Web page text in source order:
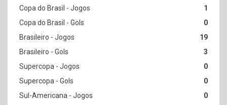
1
0
19
3
0
0
0